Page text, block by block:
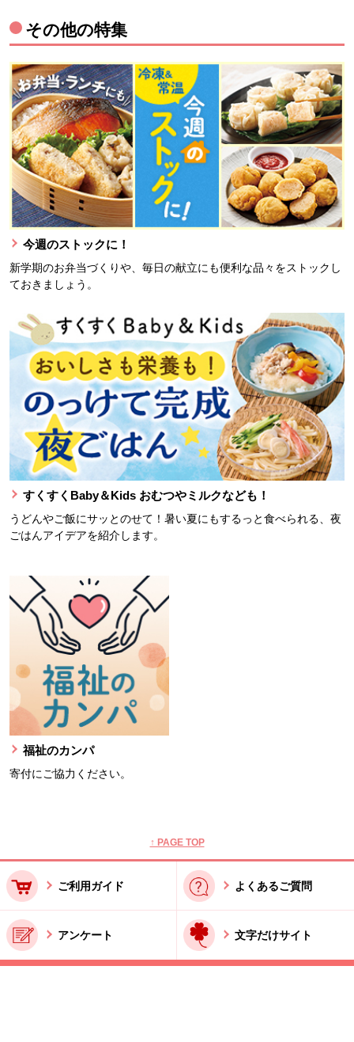
その他の特集
今週のストックに！
新学期のお弁当づくりや、毎日の献立にも便利な品々をストックし
ておきましょう。
すくすくBaby＆Kids おむつやミルクなども！
うどんやご飯にサッとのせて！暑い夏にもするっと食べられる、夜
ごはんアイデアを紹介します。
福祉のカンパ
寄付にご協力ください。
↑ PAGE TOP
ご利用ガイド よくあるご質問
アンケート 文字だけサイト